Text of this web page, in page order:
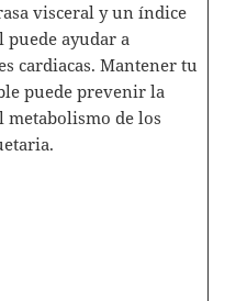
visceral y un índice
puede ayudar a
cardiacas. Mantener tu
puede prevenir la
de los